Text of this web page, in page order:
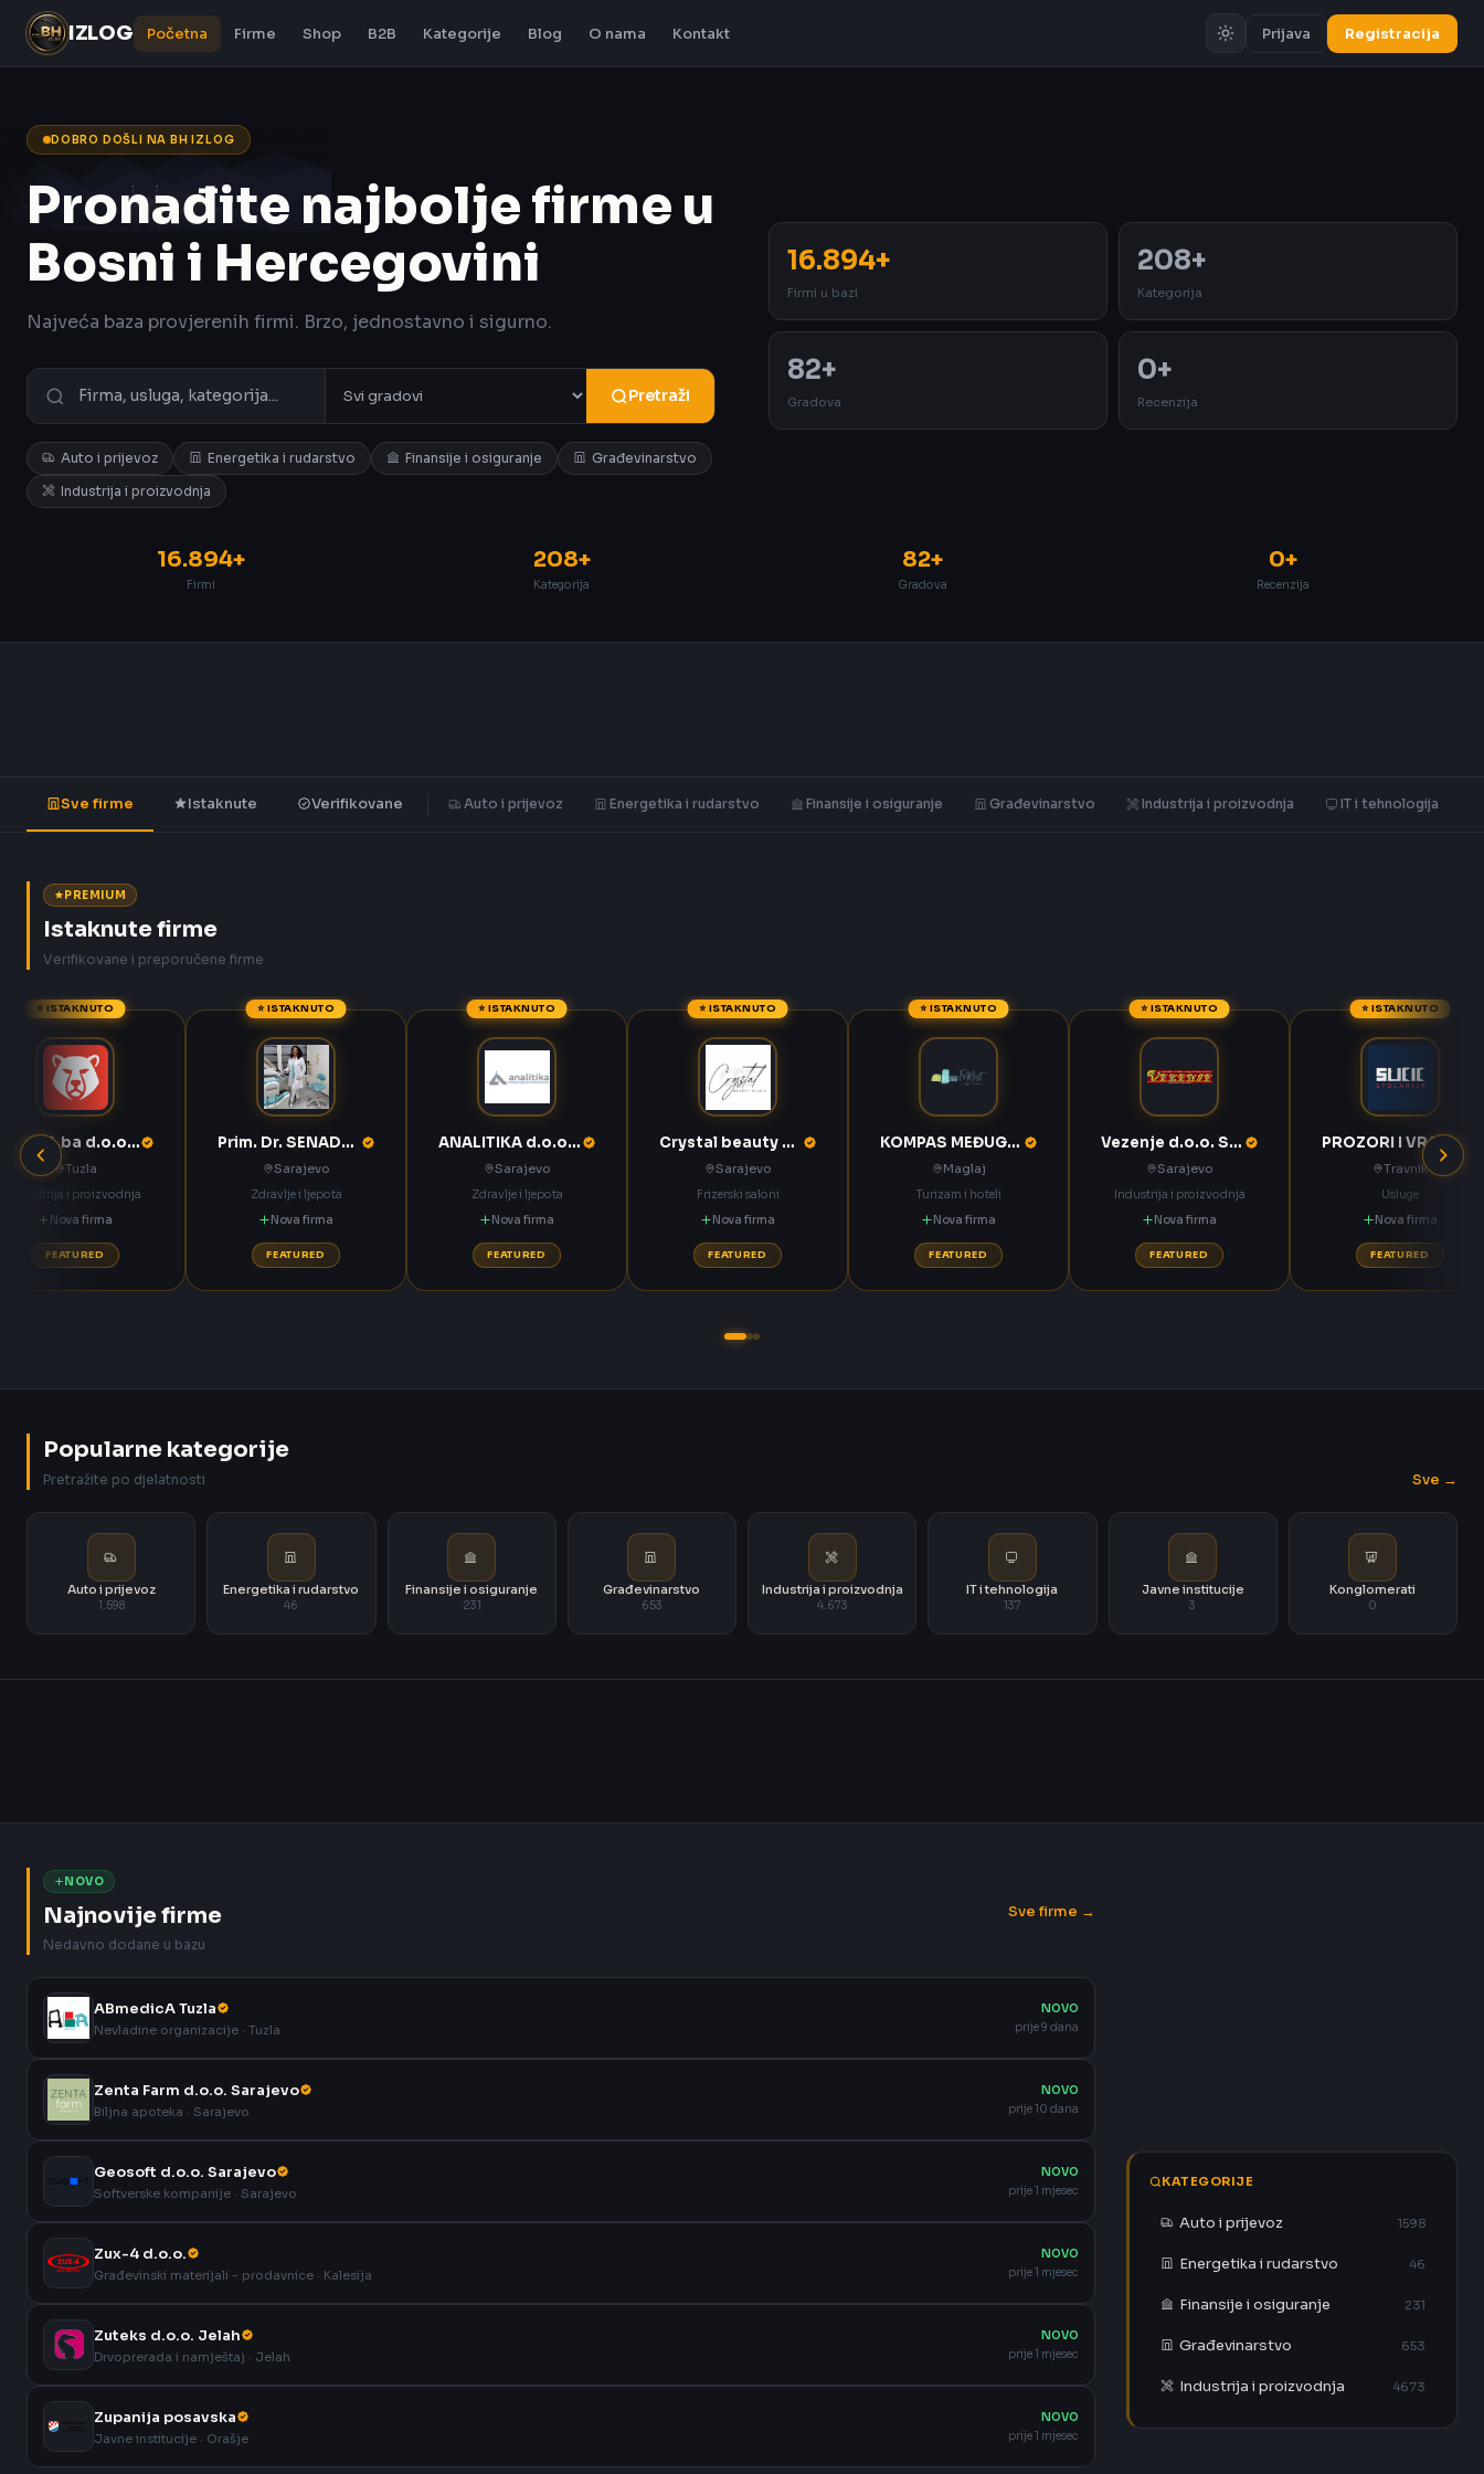
IZLOG Početna Firme Shop B2B Kategorije Blog O nama Kontakt Prijava Registracija
DOBRO DOŠLI NA BH IZLOG
Pronađite najbolje firme u
Bosni i Hercegovini
Najveća baza provjerenih firmi. Brzo, jednostavno i sigurno.
Pretraži
Auto i prijevoz Energetika i rudarstvo Finansije i osiguranje
Građevinarstvo
Industrija i proizvodnja
16.894+
Firmi u bazi
208+
Kategorija
82+
Gradova
0+
Recenzija
16.894+
Firmi
208+
Kategorija
82+
Gradova
0+
Recenzija
Sve firme Istaknute Verifikovane Auto i prijevoz Energetika i rudarstvo Finansije i osiguranje Građevinarstvo Industrija i proizvodnja IT i tehnologija
PREMIUM
Istaknute firme
Verifikovane i preporučene firme
⭐ ISTAKNUTO
ANNOA.ba d.o.o. Tuzla
Tuzla
Industrija i proizvodnja
Nova firma
FEATURED
⭐ ISTAKNUTO
Prim. Dr. SENADETA OMERBAŠIĆ STOMATOLOŠKA ORDINACIJA
Sarajevo
Zdravlje i ljepota
Nova firma
FEATURED
⭐ ISTAKNUTO
ANALITIKA d.o.o. Sarajevo
Sarajevo
Zdravlje i ljepota
Nova firma
FEATURED
⭐ ISTAKNUTO
Crystal beauty studio Sarajevo
Sarajevo
Frizerski saloni
Nova firma
FEATURED
⭐ ISTAKNUTO
KOMPAS MEĐUGORJE d.d. Međugorje
Maglaj
Turizam i hoteli
Nova firma
FEATURED
⭐ ISTAKNUTO
Vezenje d.o.o. Sarajevo
Sarajevo
Industrija i proizvodnja
Nova firma
FEATURED
⭐ ISTAKNUTO
PROZORI I VRATA Sučić Nova Bila
Travnik
Usluge
Nova firma
FEATURED
Popularne kategorije
Pretražite po djelatnosti Sve →
Auto i prijevoz
1.598
Energetika i rudarstvo
46
Finansije i osiguranje
231
Građevinarstvo
653
Industrija i proizvodnja
4.673
IT i tehnologija
137
Javne institucije
3
Konglomerati
0
NOVO
Najnovije firme
Nedavno dodane u bazu
Sve firme →
ABmedicA Tuzla
Nevladine organizacije · Tuzla
NOVO
prije 9 dana
Zenta Farm d.o.o. Sarajevo
Biljna apoteka · Sarajevo
NOVO
prije 10 dana
Geosoft d.o.o. Sarajevo
Softverske kompanije · Sarajevo
NOVO
prije 1 mjesec
Zux-4 d.o.o.
Građevinski materijali - prodavnice · Kalesija
NOVO
prije 1 mjesec
Zuteks d.o.o. Jelah
Drvoprerada i namještaj · Jelah
NOVO
prije 1 mjesec
Zupanija posavska
Javne institucije · Orašje
NOVO
prije 1 mjesec
KATEGORIJE
Auto i prijevoz 1598
Energetika i rudarstvo 46
Finansije i osiguranje 231
Građevinarstvo 653
Industrija i proizvodnja 4673